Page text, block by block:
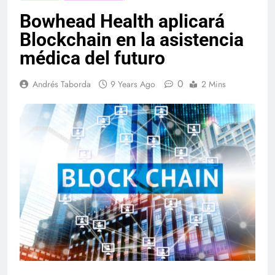
Bowhead Health aplicará
Blockchain en la asistencia
médica del futuro
Andrés Taborda 9 Years Ago 0 2 Mins